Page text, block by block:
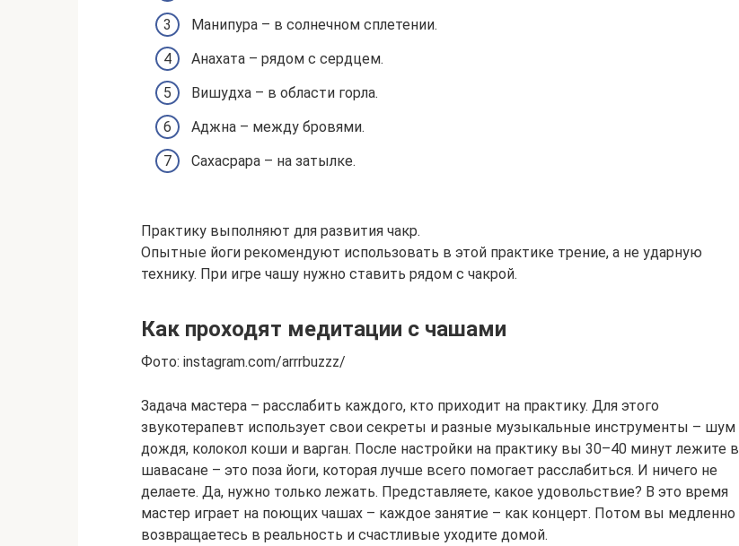
Манипура – в солнечном сплетении.
Анахата – рядом с сердцем.
Вишудха – в области горла.
Аджна – между бровями.
Сахасрара – на затылке.
Практику выполняют для развития чакр.
Опытные йоги рекомендуют использовать в этой практике трение, а не ударную
технику. При игре чашу нужно ставить рядом с чакрой.
Как проходят медитации с чашами
Фото: instagram.com/arrrbuzzz/
Задача мастера – расслабить каждого, кто приходит на практику. Для этого
звукотерапевт использует свои секреты и разные музыкальные инструменты – шум
дождя, колокол коши и варган. После настройки на практику вы 30–40 минут лежите в
шавасане – это поза йоги, которая лучше всего помогает расслабиться. И ничего не
делаете. Да, нужно только лежать. Представляете, какое удовольствие? В это время
мастер играет на поющих чашах – каждое занятие – как концерт. Потом вы медленно
возвращаетесь в реальность и счастливые уходите домой.